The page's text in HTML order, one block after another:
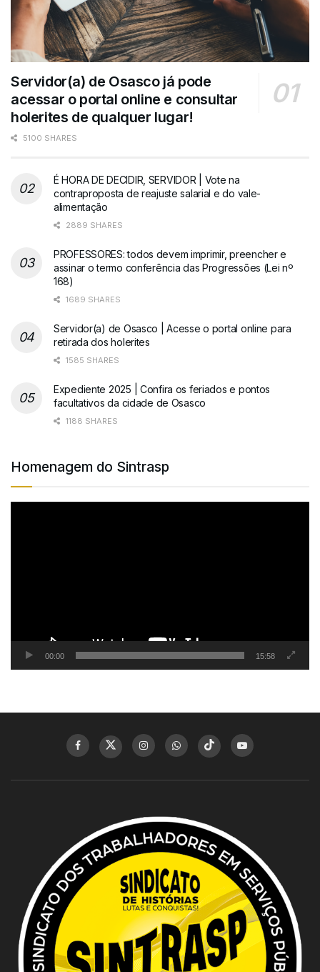
Servidor(a) de Osasco já pode
acessar o portal online e consultar
holerites de qualquer lugar!
5100 SHARES
É HORA DE DECIDIR, SERVIDOR | Vote na
contraproposta de reajuste salarial e do vale-
alimentação
2889 SHARES
PROFESSORES: todos devem imprimir, preencher e
assinar o termo conferência das Progressões (Lei nº
168)
1689 SHARES
Servidor(a) de Osasco | Acesse o portal online para
retirada dos holerites
1585 SHARES
Expediente 2025 | Confira os feriados e pontos
facultativos da cidade de Osasco
1188 SHARES
Homenagem do Sintrasp
00:00 15:58